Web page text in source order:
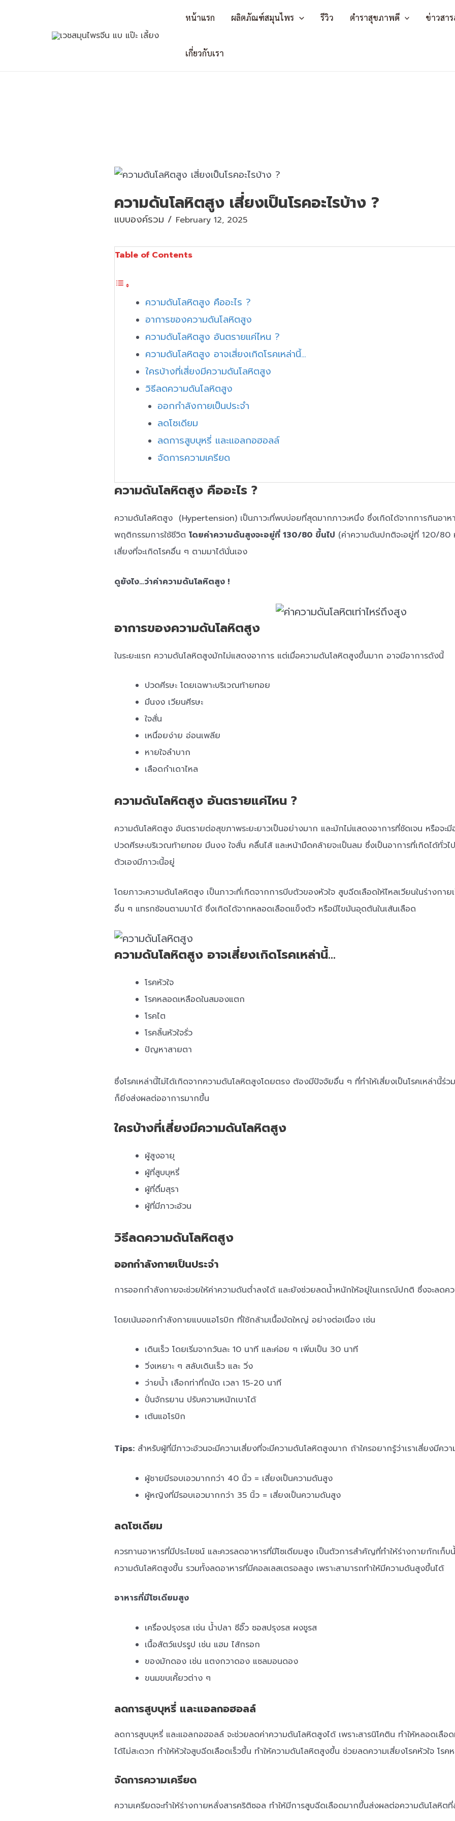
หน้าแรก ผลิตภัณฑ์สมุนไพร รีวิว ตำราสุขภาพดี ข่าวสา
เกี่ยวกับเรา
ความดันโลหิตสูง เสี่ยงเป็นโรคอะไรบ้าง ?
แบบองค์รวม / February 12, 2025
Table of Contents
ความดันโลหิตสูง คืออะไร ?
อาการของความดันโลหิตสูง
ความดันโลหิตสูง อันตรายแค่ไหน ?
ความดันโลหิตสูง อาจเสี่ยงเกิดโรคเหล่านี้…
ใครบ้างที่เสี่ยงมีความดันโลหิตสูง
วิธีลดความดันโลหิตสูง
ออกกำลังกายเป็นประจำ
ลดโซเดียม
ลดการสูบบุหรี่ และแอลกอฮอลล์
จัดการความเครียด
ความดันโลหิตสูง คืออะไร ?
ความดันโลหิตสูง (Hypertension) เป็นภาวะที่พบบ่อยที่สุดมากภาวะหนึ่ง ซึ่งเกิดได้จากการกินอาห
พฤติกรรมการใช้ชีวิตโดยค่าความดันสูงจะอยู่ที่ 130/80 ขึ้นไป (ค่าความดันปกติจะอยู่ที่ 120/80
เสี่ยงที่จะเกิดโรคอื่น ๆ ตามมาได้นั่นเอง
ดูยังไง…ว่าค่าความดันโลหิตสูง !
อาการของความดันโลหิตสูง
ในระยะแรก ความดันโลหิตสูงมักไม่แสดงอาการ แต่เมื่อความดันโลหิตสูงขึ้นมาก อาจมีอาการดังนี้
ปวดศีรษะ โดยเฉพาะบริเวณท้ายทอย
มึนงง เวียนศีรษะ
ใจสั่น
เหนื่อยง่าย อ่อนเพลีย
หายใจลำบาก
เลือดกำเดาไหล
ความดันโลหิตสูง อันตรายแค่ไหน ?
ความดันโลหิตสูง อันตรายต่อสุขภาพระยะยาวเป็นอย่างมาก และมักไม่แสดงอาการที่ชัดเจน หรือจะมี
ปวดศีรษะบริเวณท้ายทอย มึนงง ใจสั่น คลื่นไส้ และหน้ามืดคล้ายจะเป็นลม ซึ่งเป็นอาการที่เกิดได้ทั่วไ
ตัวเองมีภาวะนี้อยู่
โดยภาวะความดันโลหิตสูง เป็นภาวะที่เกิดจากการบีบตัวของหัวใจ สูบฉีดเลือดให้ไหลเวียนในร่างกายเ
อื่น ๆ แทรกซ้อนตามมาได้ ซึ่งเกิดได้จากหลอดเลือดแข็งตัว หรือมีไขมันอุดตันในเส้นเลือด
ความดันโลหิตสูง อาจเสี่ยงเกิดโรคเหล่านี้…
โรคหัวใจ
โรคหลอดเหลือดในสมองแตก
โรคไต
โรคลิ้นหัวใจรั่ว
ปัญหาสายตา
ซึ่งโรคเหล่านี้ไม่ได้เกิดจากความดันโลหิตสูงโดยตรง ต้องมีปัจจัยอื่น ๆ ที่ทำให้เสี่ยงเป็นโรคเหล่านี้ร่
ก็ยิ่งส่งผลต่ออาการมากขึ้น
ใครบ้างที่เสี่ยงมีความดันโลหิตสูง
ผู้สูงอายุ
ผู้ที่สูบบุหรี่
ผู้ที่ดื่มสุรา
ผู้ที่มีภาวะอ้วน
วิธีลดความดันโลหิตสูง
ออกกำลังกายเป็นประจำ
การออกกำลังกายจะช่วยให้ค่าความดันต่ำลงได้ และยังช่วยลดน้ำหนักให้อยู่ในเกรณ์ปกติ ซึ่งจะลดค
โดยเน้นออกกำลังกายแบบแอโรบิก ที่ใช้กล้ามเนื้อมัดใหญ่ อย่างต่อเนื่อง เช่น
เดินเร็ว โดยเริ่มจากวันละ 10 นาที และค่อย ๆ เพิ่มเป็น 30 นาที
วิ่งเหยาะ ๆ สลับเดินเร็ว และ วิ่ง
ว่ายน้ำ เลือกท่าที่ถนัด เวลา 15-20 นาที
ปั่นจักรยาน ปรับความหนักเบาได้
เต้นแอโรบิก
Tips: สำหรับผู้ที่มีภาวะอ้วนจะมีความเสี่ยงที่จะมีความดันโลหิตสูงมาก ถ้าใครอยากรู้ว่าเราเสี่ยงมีค
ผู้ชายมีรอบเอวมากกว่า 40 นิ้ว = เสี่ยงเป็นความดันสูง
ผู้หญิงที่มีรอบเอวมากกว่า 35 นิ้ว = เสี่ยงเป็นความดันสูง
ลดโซเดียม
ควรทานอาหารที่มีประโยชน์ และควรลดอาหารที่มีโซเดียมสูง เป็นตัวการสำคัญที่ทำให้ร่างกายกักเก็
ความดันโลหิตสูงขึ้น รวมทั้งลดอาหารที่มีคอลเลสเตรอลสูง เพราะสามารถทำให้มีความดันสูงขึ้นได้
อาหารที่มีโซเดียมสูง
เครื่องปรุงรส เช่น น้ำปลา ซีอิ๊ว ซอสปรุงรส ผงชูรส
เนื้อสัตว์แปรรูป เช่น แฮม ไส้กรอก
ของมักดอง เช่น แตงกวาดอง แซลมอนดอง
ขนมขบเคี้ยวต่าง ๆ
ลดการสูบบุหรี่ และแอลกอฮอลล์
ลดการสูบบุหรี่ และแอลกอฮอลล์ จะช่วยลดค่าความดันโลหิตสูงได้ เพราะสารนิโคติน ทำให้หลอดเลือ
ได้ไม่สะดวก ทำให้หัวใจสูบฉีดเลือดเร็วขึ้น ทำให้ความดันโลหิตสูงขึ้น ช่วยลดความเสี่ยงโรคหัวใจ โร
จัดการความเครียด
ความเครียดจะทำให้ร่างกายหลั่งสารคริติซอล ทำให้มีการสูบฉีดเลือดมากขึ้นส่งผลต่อความดันโลหิต